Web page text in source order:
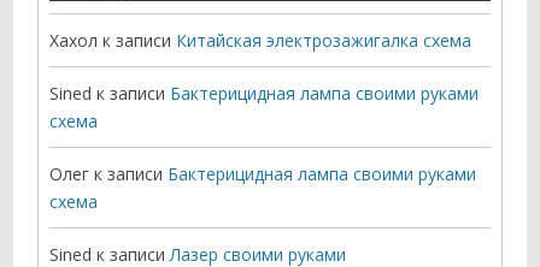
Хахол к записи Китайская электрозажигалка схема
Sined к записи Бактерицидная лампа своими руками
схема
Олег к записи Бактерицидная лампа своими руками
схема
Sined к записи Лазер своими руками